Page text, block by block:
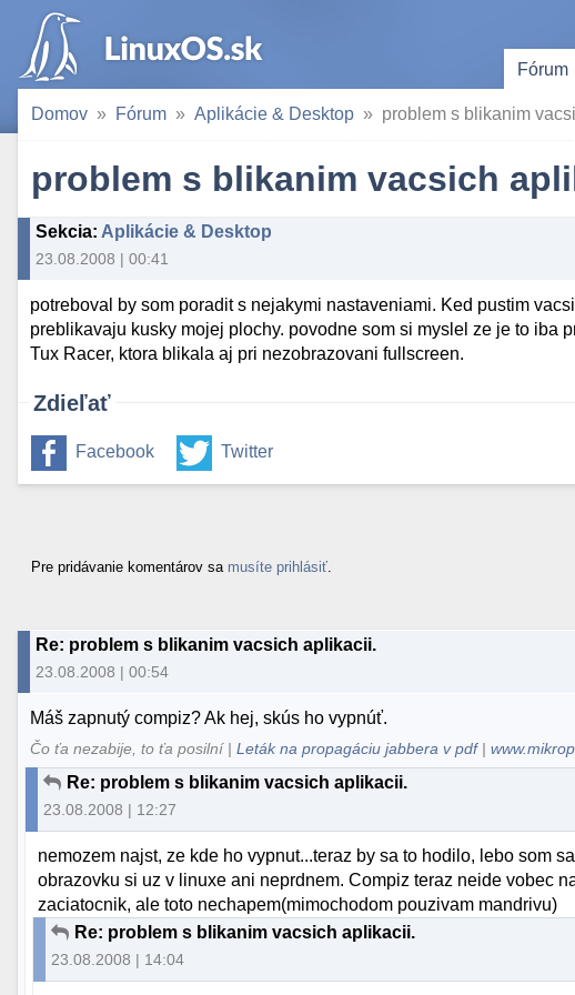
Fórum
Domov Fórum Aplikácie & Desktop problem s blikanim
problem s blikanim vacsich
Sekcia: Aplikácie & Desktop
23.08.2008 | 00:41
potreboval by som poradit s nejakymi nastaveniami. Ked pustim
preblikavaju kusky mojej plochy. povodne som si myslel ze je to iba
Tux Racer, ktora blikala aj pri nezobrazovani fullscreen.
Zdieľať
Facebook Twitter
Pre pridávanie komentárov sa musíte prihlásiť
Re: problem s blikanim vacsich aplikacii.
23.08.2008 | 00:54
Máš zapnutý compiz? Ak hej, skús ho vypnúť.
Čo ťa nezabije, to ťa posilní |Leták na propagáciu jabbera v pdf|
Re: problem s blikanim vacsich aplikacii.
23.08.2008 | 12:27
nemozem najst, ze kde ho vypnut...teraz by sa to hodilo, lebo som
obrazovku si uz v linuxe ani neprdnem. Compiz teraz neide vobec
zaciatocnik, ale toto nechapem(mimochodom pouzivam mandrivu)
Re: problem s blikanim vacsich aplikacii.
23.08.2008 | 14:04